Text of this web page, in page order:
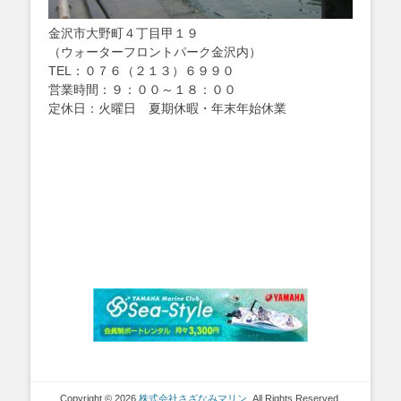
金沢市大野町４丁目甲１９
（ウォーターフロントパーク金沢内）
TEL：０７６（２１３）６９９０
営業時間：９：００～１８：００
定休日：火曜日 夏期休暇・年末年始休業
Copyright © 2026 株式会社さざなみマリン . All Rights Reserved.